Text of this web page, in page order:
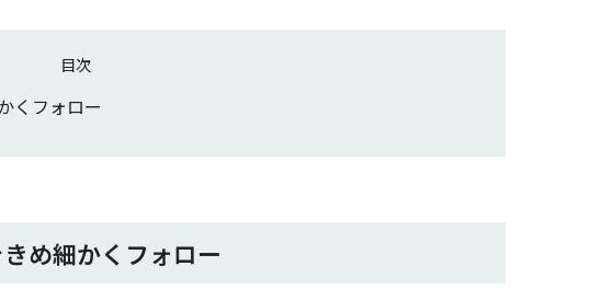
目次
くフォロー
め細かくフォロー